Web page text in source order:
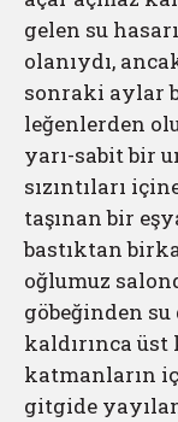
gelen su
olanıydı,
sonraki aylar
leğenlerden
yarı-sabit bir
sızıntıları
taşınan bir
bastıktan
oğlumuz
göbeğinden su
kaldırınca
katmanların
gitgide